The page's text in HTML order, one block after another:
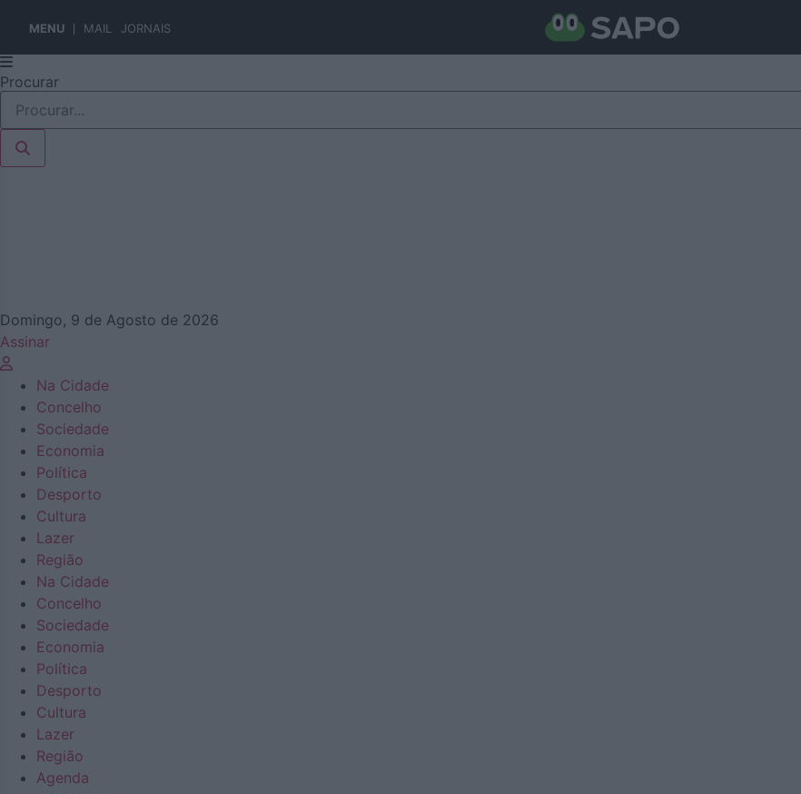
MENU MAIL JORNAIS
Pular
para
conteúdo
Procurar
Domingo, 9 de Agosto de 2026
Assinar
Na Cidade
Concelho
Sociedade
Economia
Política
Desporto
Cultura
Lazer
Região
Na Cidade
Concelho
Sociedade
Economia
Política
Desporto
Cultura
Lazer
Região
Agenda